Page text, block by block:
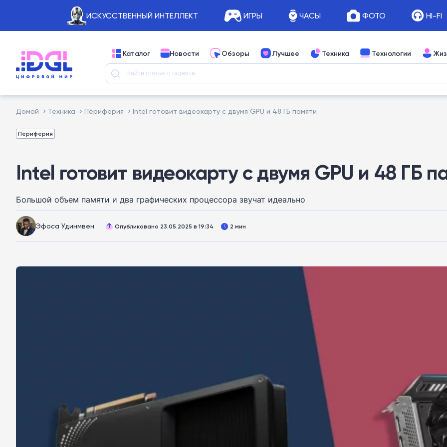
ИСКУССТВЕННЫЙ ИНТЕЛЛЕКТ ИГРЫ ЧАСЫ ФОТО HI-FI
Каталог Новости Обзоры Лучшее Техника Технологии
Домой Техника Периферия Intel готовит видеокарту с двумя GPU и 48 ГБ памяти
Периферия
Intel готовит видеокарту с двумя GPU и 48 ГБ
Большой объем памяти и два графических процессора звучат идеально
Эфоса Удинмвен Опубликовано 23.05.2025 в 19:34 2 мин